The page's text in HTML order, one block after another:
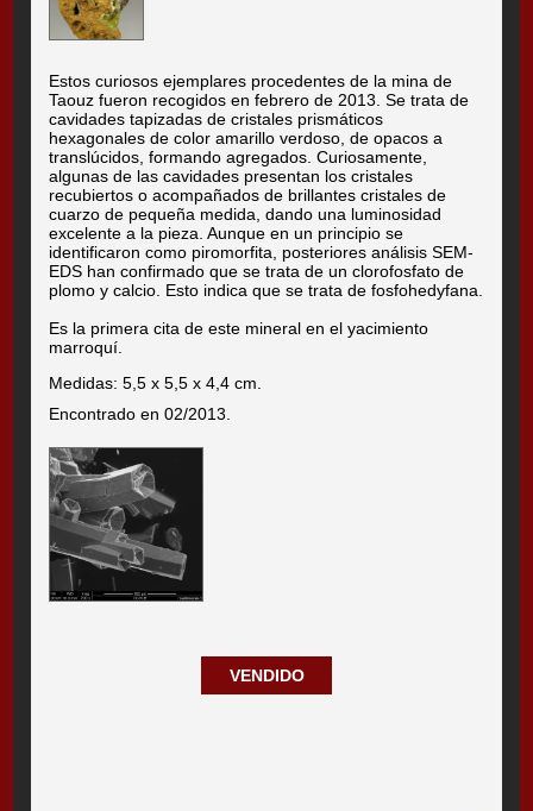
Estos curiosos ejemplares procedentes de la mina de
Taouz fueron recogidos en febrero de 2013. Se trata de
cavidades tapizadas de cristales prismáticos
hexagonales de color amarillo verdoso, de opacos a
translúcidos, formando agregados. Curiosamente,
algunas de las cavidades presentan los cristales
recubiertos o acompañados de brillantes cristales de
cuarzo de pequeña medida, dando una luminosidad
excelente a la pieza. Aunque en un principio se
identificaron como piromorfita, posteriores análisis SEM-
EDS han confirmado que se trata de un clorofosfato de
plomo y calcio. Esto indica que se trata de fosfohedyfana.
Es la primera cita de este mineral en el yacimiento
marroquí.
Medidas: 5,5 x 5,5 x 4,4 cm.
Encontrado en 02/2013.
VENDIDO